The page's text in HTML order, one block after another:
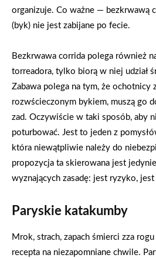
organizuje. Co ważne — bezkrwawą
(byk) nie jest zabijane po fecie.
Bezkrwawa corrida polega również
torreadora, tylko biorą w niej udział
Zabawa polega na tym, że ochotnicy
rozwścieczonym bykiem, muszą go
zad. Oczywiście w taki sposób, aby
poturbować. Jest to jeden z
która niewątpliwie należy do
propozycja ta skierowana jest
wyznających zasadę: jest ryzyko, jest
Paryskie katakumby
Mrok, strach, zapach śmierci zza
recepta na niezapomniane chwile.